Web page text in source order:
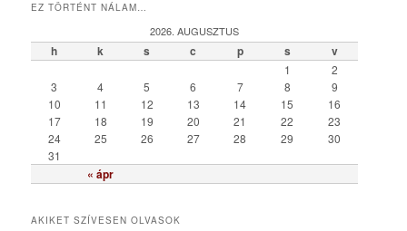
e
r
EZ TÖRTÉNT NÁLAM…
2026. AUGUSZTUS
h k s c p s v
« ápr
1
2
3
4 5 6 7 8
9
10
11 12 13 14 15
16
17
18 19 20 21 22
23
24
25 26 27 28 29
30
31
AKIKET SZÍVESEN OLVASOK